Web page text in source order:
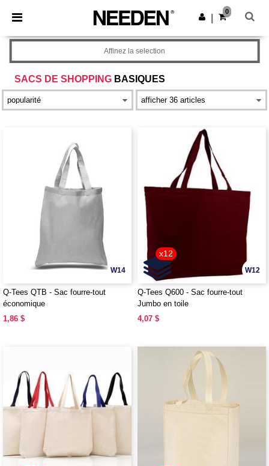
× Appli Needen
Meilleurs prix sur l’app !
Obtenir l'appli
0
SACS DE SHOPPING BASIQUES
Affinez la selection
W14
Q-Tees QTB - Sac fourre-tout
économique
1,86 $
W12
x12
Q-Tees Q600 - Sac fourre-tout
Jumbo en toile
4,07 $